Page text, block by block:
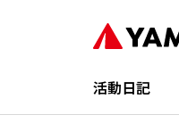
活動日記